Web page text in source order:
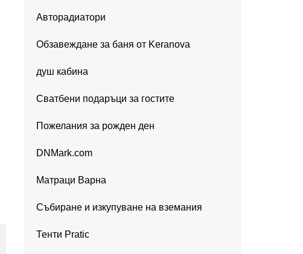
Авторадиатори
Обзавеждане за баня от Keranova
душ кабина
Сватбени подаръци за гостите
Пожелания за рожден ден
DNMark.com
Матраци Варна
Събиране и изкупуване на вземания
Тенти Pratic